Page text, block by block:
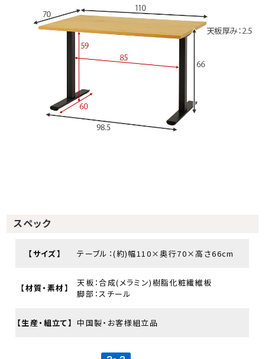
スペック
【サイズ】 テーブル：(約)幅110×奥行70×高さ66cm
【材質・素材】
天板：合成(メラミン)樹脂化粧繊維板
脚部：スチール
【生産・組立て】 中国製・お客様組立品